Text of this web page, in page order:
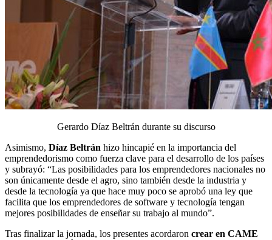
Gerardo Díaz Beltrán durante su discurso
Asimismo, Díaz Beltrán hizo hincapié en la importancia del
emprendedorismo como fuerza clave para el desarrollo de los países
y subrayó: “Las posibilidades para los emprendedores nacionales no
son únicamente desde el agro, sino también desde la industria y
desde la tecnología ya que hace muy poco se aprobó una ley que
facilita que los emprendedores de software y tecnología tengan
mejores posibilidades de enseñar su trabajo al mundo”.
Tras finalizar la jornada, los presentes acordaron crear en CAME